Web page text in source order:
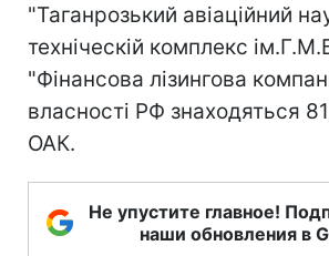
"Таганрозький авіаційний
техніческій комплекс
"Фінансова лізингова
власності РФ знаходяться
ОАК.
Не упустите главное!
наши обновления в